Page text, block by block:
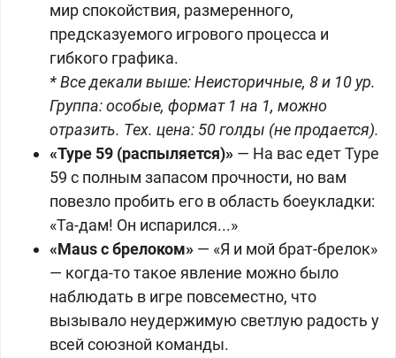
мир спокойствия, размеренного,
предсказуемого игрового процесса и
гибкого графика.
* Все декали выше: Неисторичные, 8 и 10 ур.
Группа: особые, формат 1 на 1, можно
отразить. Тех. цена: 50 голды (не продается).
«Type 59 (распыляется)» — На вас едет Type
59 с полным запасом прочности, но вам
повезло пробить его в область боеукладки:
«Та-дам! Он испарился...»
«Maus с брелоком» — «Я и мой брат-брелок»
— когда-то такое явление можно было
наблюдать в игре повсеместно, что
вызывало неудержимую светлую радость у
всей союзной команды.